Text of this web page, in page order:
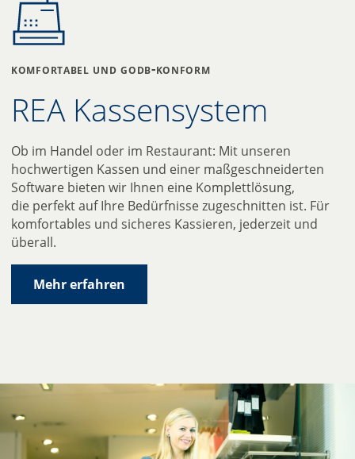
komfortabel und godb-konform
REA Kassen­system
Ob im Handel oder im Restaurant: Mit unseren
hochwertigen Kassen und einer maßgeschneiderten
Software bieten wir Ihnen eine Komplettlösung,
die perfekt auf Ihre Bedürfnisse zugeschnitten ist. Für
komfortables und sicheres Kassieren, jederzeit und
überall.
Mehr erfahren